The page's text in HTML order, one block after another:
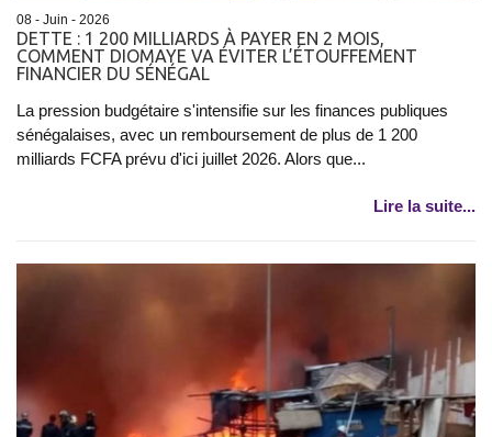
08 - Juin - 2026
DETTE : 1 200 MILLIARDS À PAYER EN 2 MOIS,
COMMENT DIOMAYE VA ÉVITER L’ÉTOUFFEMENT
FINANCIER DU SÉNÉGAL
La pression budgétaire s'intensifie sur les finances publiques
sénégalaises, avec un remboursement de plus de 1 200
milliards FCFA prévu d'ici juillet 2026. Alors que...
Lire la suite...